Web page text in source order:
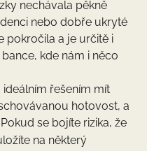
nechávala pěkně
nebo dobře ukryté
pokročila a je určitě i
kde nám i něco
řešením mít
hotovost, a
se bojíte rizika, že
na některý